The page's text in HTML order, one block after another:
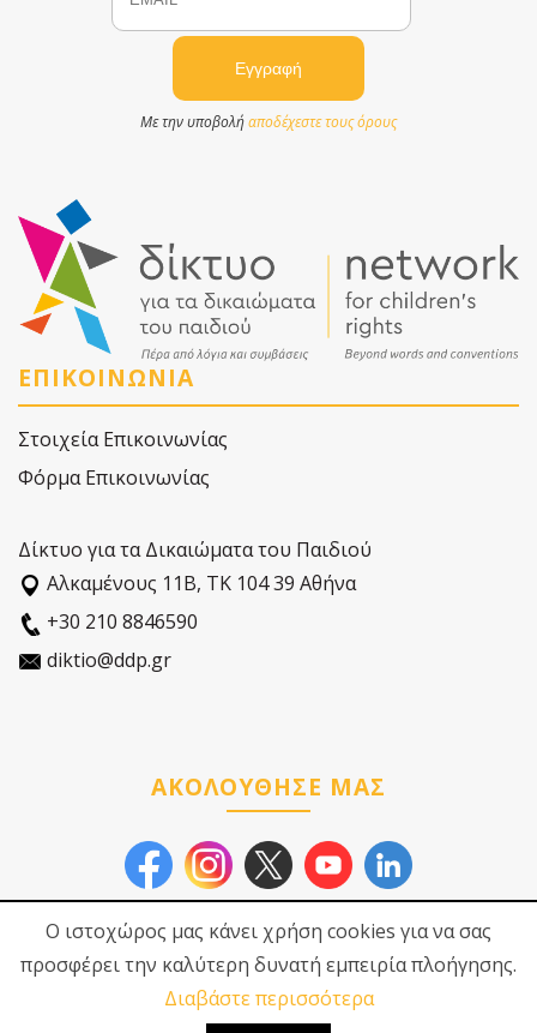
Με την υποβολήαποδέχεστε τους όρους
ΕΠΙΚΟΙΝΩΝΙΑ
Στοιχεία Επικοινωνίας
Φόρμα Επικοινωνίας
Δίκτυο για τα Δικαιώματα του Παιδιού
Αλκαµένους 11Β, ΤΚ 104 39 Αθήνα
+30 210 8846590
diktio@ddp.gr
ΑΚΟΛΟΥΘΗΣΕ ΜΑΣ
Δίκτυο για τα
Δικαιώματα του Παιδιού
Πολιτική Προστασίας
Προσωπικών Δεδοµένων
Ο ιστοχώρος μας κάνει χρήση cookies για να σας
προσφέρει την καλύτερη δυνατή εμπειρία πλοήγησης.
Διαβάστε περισσότερα